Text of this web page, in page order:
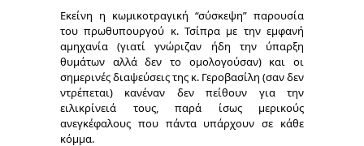
Εκείνη η κωμικοτραγική “σύσκεψη” παρουσία
του πρωθυπουργού κ. Τσίπρα με την εμφανή
αμηχανία (γιατί γνώριζαν ήδη την ύπαρξη
θυμάτων αλλά δεν το ομολογούσαν) και οι
σημερινές διαψεύσεις της κ. Γεροβασίλη (σαν δεν
ντρέπεται) κανέναν δεν πείθουν για την
ειλικρίνειά τους, παρά ίσως μερικούς
ανεγκέφαλους που πάντα υπάρχουν σε κάθε
κόμμα.